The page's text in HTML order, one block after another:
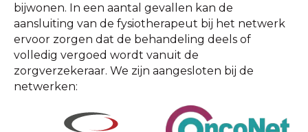
bijwonen. In een aantal gevallen kan de
aansluiting van de fysiotherapeut bij het netwerk
ervoor zorgen dat de behandeling deels of
volledig vergoed wordt vanuit de
zorgverzekeraar. We zijn aangesloten bij de
netwerken: